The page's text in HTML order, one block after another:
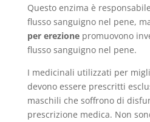
Questo enzima è
flusso sanguigno nel pene,
per erezionepromuovono
flusso sanguigno nel pene.
I medicinali utilizzati per
devono essere prescritti
maschili che soffrono di
prescrizione medica. Non